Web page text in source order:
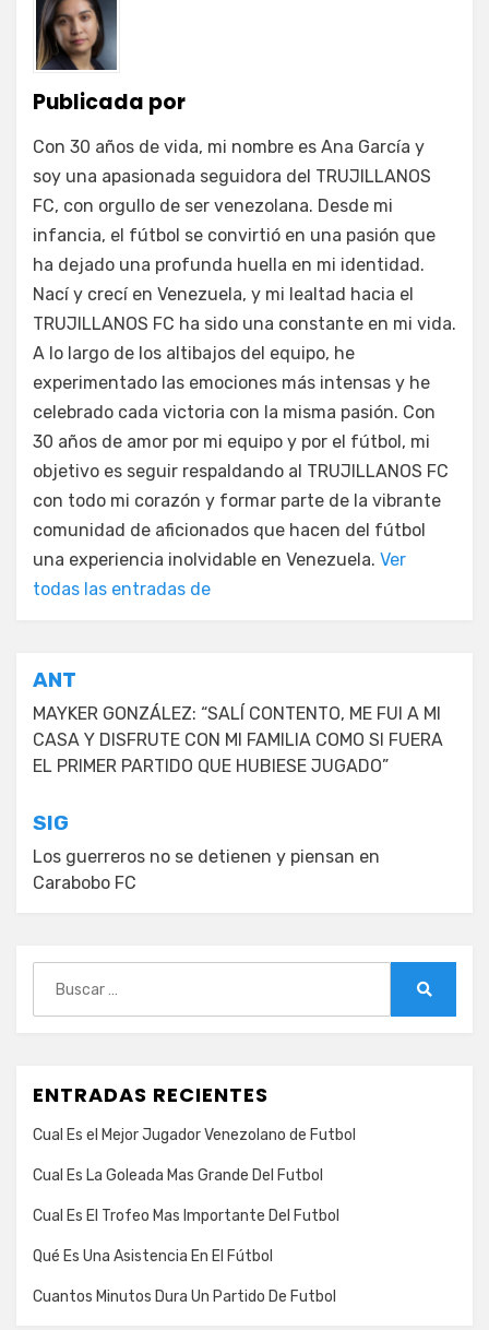
Publicada por
Con 30 años de vida, mi nombre es Ana García y
soy una apasionada seguidora del TRUJILLANOS
FC, con orgullo de ser venezolana. Desde mi
infancia, el fútbol se convirtió en una pasión que
ha dejado una profunda huella en mi identidad.
Nací y crecí en Venezuela, y mi lealtad hacia el
TRUJILLANOS FC ha sido una constante en mi vida.
A lo largo de los altibajos del equipo, he
experimentado las emociones más intensas y he
celebrado cada victoria con la misma pasión. Con
30 años de amor por mi equipo y por el fútbol, mi
objetivo es seguir respaldando al TRUJILLANOS FC
con todo mi corazón y formar parte de la vibrante
comunidad de aficionados que hacen del fútbol
una experiencia inolvidable en Venezuela. Ver
todas las entradas de
Navegación
de
entradas
ANT
MAYKER GONZÁLEZ: “SALÍ CONTENTO, ME FUI A MI
CASA Y DISFRUTE CON MI FAMILIA COMO SI FUERA
EL PRIMER PARTIDO QUE HUBIESE JUGADO”
SIG
Los guerreros no se detienen y piensan en
Carabobo FC
ENTRADAS RECIENTES
Cual Es el Mejor Jugador Venezolano de Futbol
Cual Es La Goleada Mas Grande Del Futbol
Cual Es El Trofeo Mas Importante Del Futbol
Qué Es Una Asistencia En El Fútbol
Cuantos Minutos Dura Un Partido De Futbol